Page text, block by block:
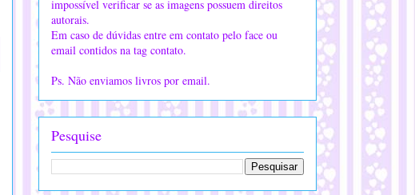
impossível verificar se as imagens possuem direitos
autorais.
Em caso de dúvidas entre em contato pelo face ou
email contidos na tag contato.
Ps. Não enviamos livros por email.
Pesquise